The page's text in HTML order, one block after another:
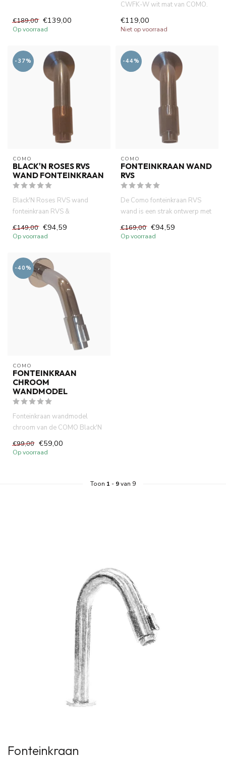
levensduur...
€189,00 €139,00
Op voorraad
CWFK-W wit mat van COMO.
levens...
€119,00
Niet op voorraad
-37%
COMO
BLACK'N ROSES RVS
WAND FONTEINKRAAN
Black'N Roses RVS wand
fonteinkraan RVS &
van COMO....
€149,00 €94,59
Op voorraad
-44%
COMO
FONTEINKRAAN WAND
RVS
De Como fonteinkraan RVS
wand is een strak ontwerp met
€169,00 €94,59
Op voorraad
-40%
COMO
FONTEINKRAAN
CHROOM
WANDMODEL
Fonteinkraan wandmodel
chroom van de COMO Black'N
schijv...
€99,00 €59,00
Op voorraad
Toon 1 - 9van 9
Fonteinkraan